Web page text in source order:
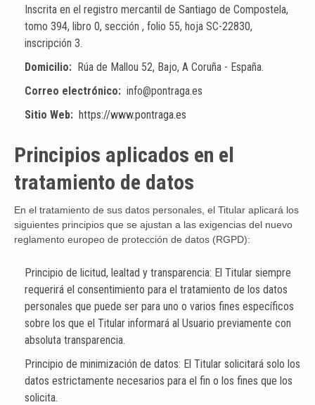
Inscrita en el registro mercantil de Santiago de Compostela,
tomo 394, libro 0, sección , folio 55, hoja SC-22830,
inscripción 3.
Domicilio: Rúa de Mallou 52, Bajo, A Coruña - España.
Correo electrónico: info@pontraga.es
Sitio Web: https://www.pontraga.es
Principios aplicados en el
tratamiento de datos
En el tratamiento de sus datos personales, el Titular aplicará los
siguientes principios que se ajustan a las exigencias del nuevo
reglamento europeo de protección de datos (RGPD):
Principio de licitud, lealtad y transparencia: El Titular siempre
requerirá el consentimiento para el tratamiento de los datos
personales que puede ser para uno o varios fines específicos
sobre los que el Titular informará al Usuario previamente con
absoluta transparencia.
Principio de minimización de datos: El Titular solicitará solo los
datos estrictamente necesarios para el fin o los fines que los
solicita.